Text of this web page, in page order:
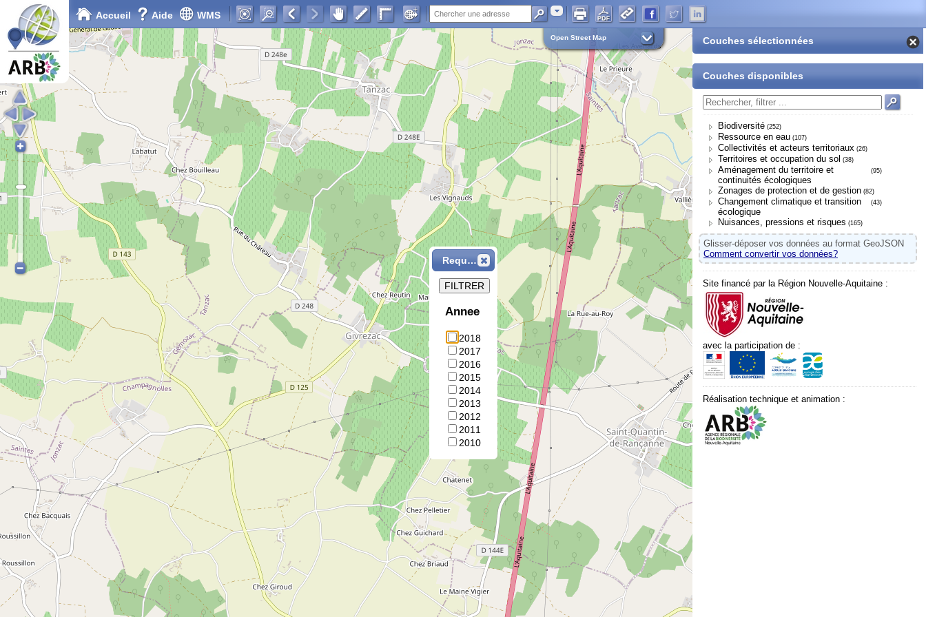
Accueil Aide WMS Adresse
Open Street Map Couches sélectionnées
Couches disponibles
Biodiversité (252)
Ressource en eau (107)
Collectivités et acteurs territoriaux (26)
Territoires et occupation du sol (38)
Aménagement du territoire et
continuités écologiques
(95)
Zonages de protection et de gestion (82)
Changement climatique et transition
écologique
(43)
Nuisances, pressions et risques (165)
Glisser-déposer vos données au format GeoJSON
Comment convertir vos données?
Site financé par la Région Nouvelle-Aquitaine :
avec la participation de :
Réalisation technique et animation :
Requête
Annee
2018
2017
2016
2015
2014
2013
2012
2011
2010
FILTRER